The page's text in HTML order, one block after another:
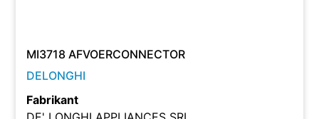
MI3718 AFVOERCONNECTOR
DELONGHI
Fabrikant